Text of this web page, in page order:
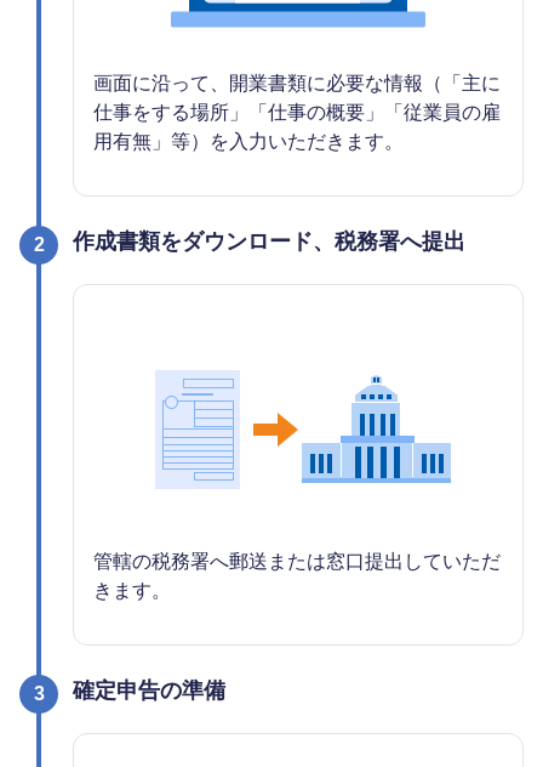
画面に沿って、開業書類に必要な情報（「主に
仕事をする場所」「仕事の概要」「従業員の雇
用有無」等）を入力いただきます。
2 作成書類をダウンロード、税務署へ提出
管轄の税務署へ郵送または窓口提出していただ
きます。
3 確定申告の準備